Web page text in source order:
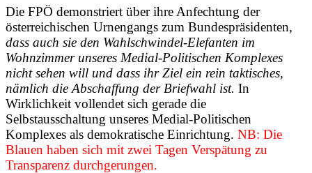
Die FPÖ demonstriert über ihre Anfechtung der
österreichischen Urnengangs zum Bundespräsidenten,
dass auch sie den Wahlschwindel-Elefanten im
Wohnzimmer unseres Medial-Politischen Komplexes
nicht sehen will und dass ihr Ziel ein rein taktisches,
nämlich die Abschaffung der Briefwahl ist. In
Wirklichkeit vollendet sich gerade die
Selbstausschaltung unseres Medial-Politischen
Komplexes als demokratische Einrichtung. NB: Die
Blauen haben sich mit zwei Tagen Verspätung zu
Transparenz durchgerungen.